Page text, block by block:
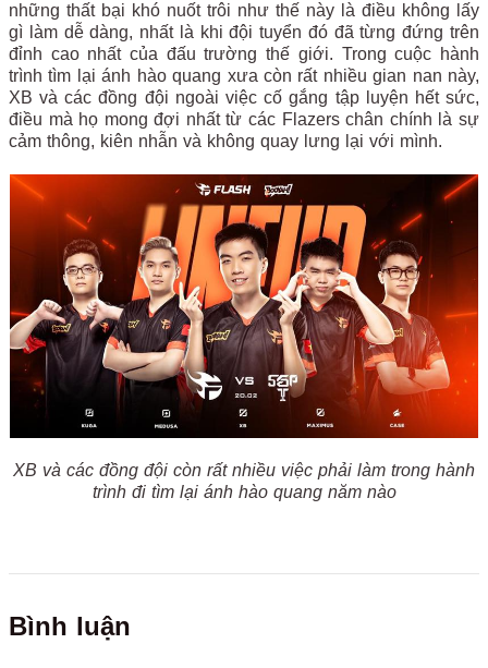
những thất bại khó nuốt trôi như thế này là điều không lấy
gì làm dễ dàng, nhất là khi đội tuyển đó đã từng đứng trên
đỉnh cao nhất của đấu trường thế giới. Trong cuộc hành
trình tìm lại ánh hào quang xưa còn rất nhiều gian nan này,
XB và các đồng đội ngoài việc cố gắng tập luyện hết sức,
điều mà họ mong đợi nhất từ các Flazers chân chính là sự
cảm thông, kiên nhẫn và không quay lưng lại với mình.
XB và các đồng đội còn rất nhiều việc phải làm trong hành
trình đi tìm lại ánh hào quang năm nào
Bình luận